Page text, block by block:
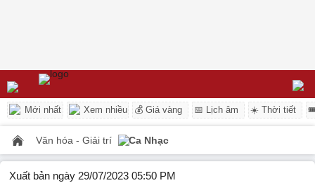
Mới nhất Xem nhiều 💰 Giá vàng 📅 Lịch âm ☀️ Thời tiết
Văn hóa - Giải trí Ca Nhạc
Xuất bản ngày 29/07/2023 05:50 PM